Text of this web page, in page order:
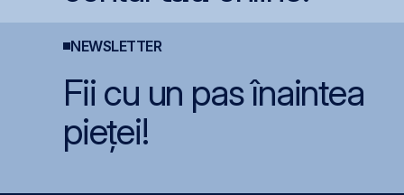
NEWSLETTER
Fii cu un pas înaintea
pieței!